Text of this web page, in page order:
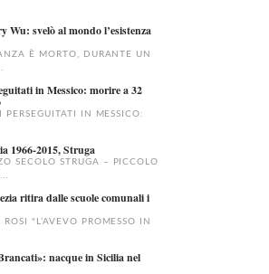
Wu: svelò al mondo l’esistenza
È MORTO, DURANTE UN
in Messico: morire a 32
PERSEGUITATI IN MESSICO:
1966-2015, Struga
SECOLO STRUGA – PICCOLO
ritira dalle scuole comunali i
"L’AVEVO PROMESSO IN
nacque in Sicilia nel